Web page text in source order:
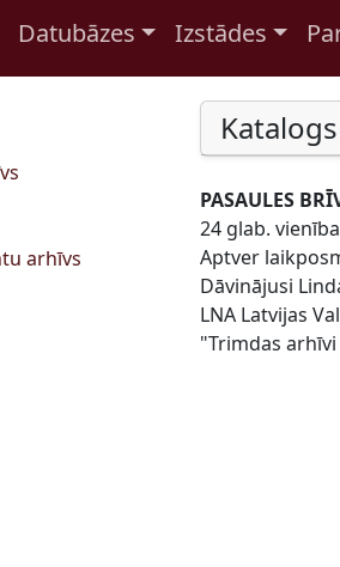
Datubāzes Izstādes
arhīvs
PASAULES
24 glab.
Aptver
Dāvinājusi
LNA Latvijas
"Trimdas